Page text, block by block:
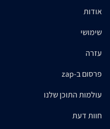
אודות
שימושי
עזרה
פרסום ב-zap
עולמות התוכן שלנו
חוות דעת